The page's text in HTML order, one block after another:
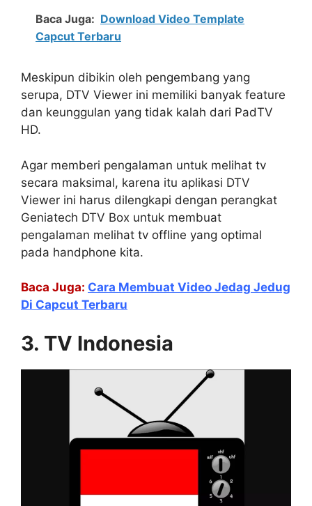
Baca Juga: Download Video Template
Capcut Terbaru
Meskipun dibikin oleh pengembang yang
serupa, DTV Viewer ini memiliki banyak feature
dan keunggulan yang tidak kalah dari PadTV
HD.
Agar memberi pengalaman untuk melihat tv
secara maksimal, karena itu aplikasi DTV
Viewer ini harus dilengkapi dengan perangkat
Geniatech DTV Box untuk membuat
pengalaman melihat tv offline yang optimal
pada handphone kita.
Baca Juga: Cara Membuat Video Jedag Jedug
Di Capcut Terbaru
3. TV Indonesia